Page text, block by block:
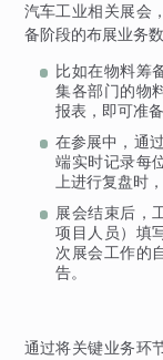
汽车工业相关展会
备阶段的布展业务数
比如在物料筹
集各部门的物
报表，即可准
在参展中，通
端实时记录每
上进行复盘时
展会结束后，
项目人员）填
次展会工作的
告。
通过将关键业务环